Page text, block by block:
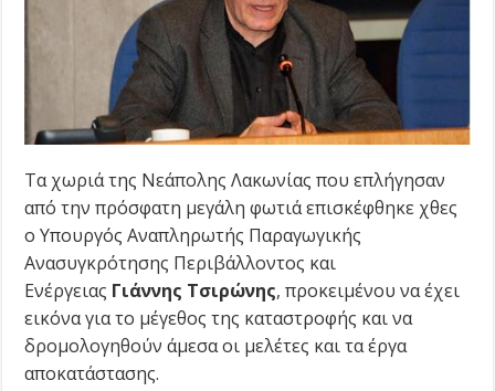
Τα χωριά της Νεάπολης Λακωνίας που επλήγησαν
από την πρόσφατη μεγάλη φωτιά επισκέφθηκε χθες
ο Υπουργός Αναπληρωτής Παραγωγικής
Ανασυγκρότησης Περιβάλλοντος και
Ενέργειας Γιάννης Τσιρώνης, προκειμένου να έχει
εικόνα για το μέγεθος της καταστροφής και να
δρομολογηθούν άμεσα οι μελέτες και τα έργα
αποκατάστασης.